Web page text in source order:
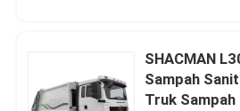
SHACMAN
Sampah
Truk